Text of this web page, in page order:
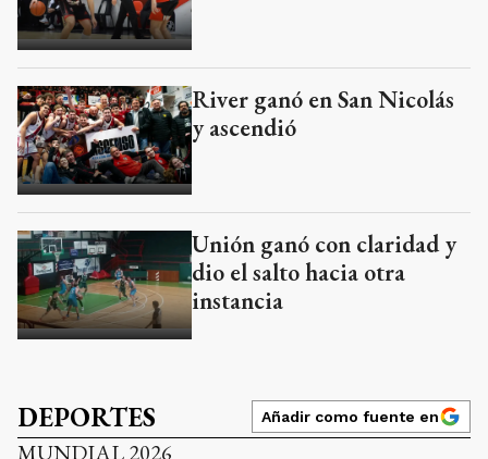
River ganó en San Nicolás
y ascendió
Unión ganó con claridad y
dio el salto hacia otra
instancia
DEPORTES Añadir como fuente en
MUNDIAL 2026